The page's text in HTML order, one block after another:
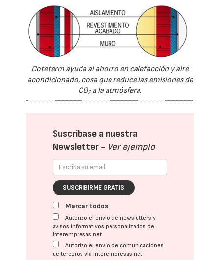
Coteterm ayuda al ahorro en calefacción y aire
acondicionado, cosa que reduce las emisiones de
CO2a la atmósfera.
Suscríbase a nuestra
Newsletter - Ver ejemplo
SUSCRIBIRME GRATIS
Marcar todos
Autorizo el envío de newsletters y
avisos informativos personalizados de
interempresas.net
Autorizo el envío de comunicaciones
de terceros vía interempresas.net